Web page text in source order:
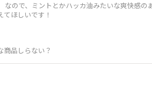
、ミントとかハッカ油みたいな爽快感のあるアロ
ほしいです！
商品しらない？